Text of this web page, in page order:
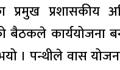
प्रमुख
बैठकले कार्ययोजना
। पन्थीले वास